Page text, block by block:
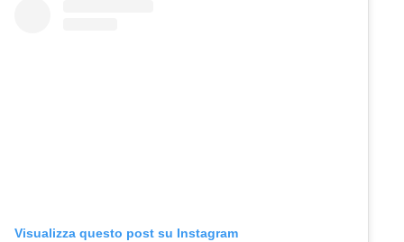
Visualizza questo post su Instagram